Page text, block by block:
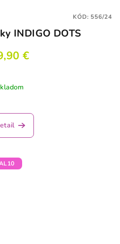
INDIGO DOTS
€
KÓD: 556/24